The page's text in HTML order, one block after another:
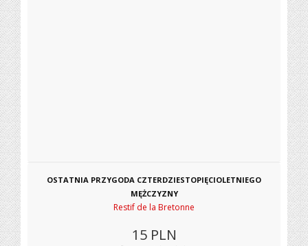
OSTATNIA PRZYGODA CZTERDZIESTOPIĘCIOLETNIEGO
MĘŻCZYZNY
Restif de la Bretonne
15 PLN